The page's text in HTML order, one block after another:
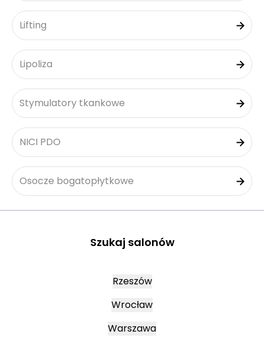
Lifting
Lipoliza
Stymulatory tkankowe
NICI PDO
Osocze bogatopłytkowe
Szukaj salonów
Rzeszów
Wrocław
Warszawa